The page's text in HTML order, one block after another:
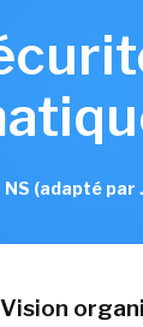
(adapté par